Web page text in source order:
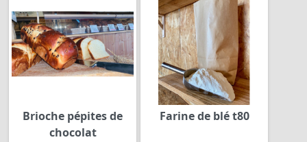
Brioche pépites de
chocolat
Farine de blé t80